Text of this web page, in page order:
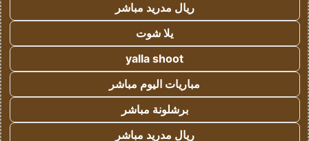
ريال مدريد مباشر
يلا شوت
yalla shoot
مباريات اليوم مباشر
برشلونة مباشر
ريال مدريد مباشر